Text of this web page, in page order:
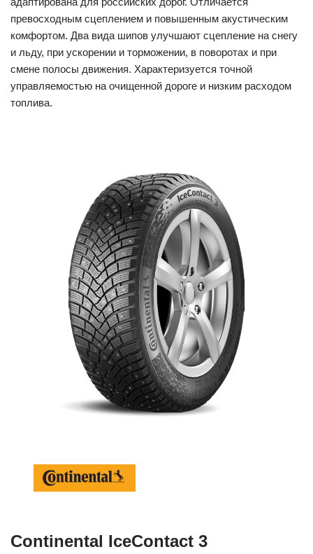
превосходным сцеплением и повышенным акустическим
комфортом. Два вида шипов улучшают сцепление на снегу
и льду, при ускорении и торможении, в поворотах и при
смене полосы движения. Характеризуется точной
управляемостью на очищенной дороге и низким расходом
топлива.
Continental IceContact 3